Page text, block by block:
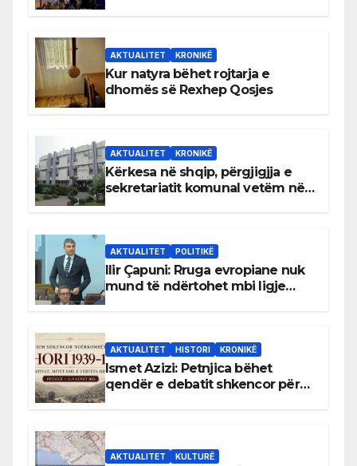
AKTUALITET KRONIKË
Kur natyra bëhet rojtarja e
dhomës së Rexhep Qosjes
AKTUALITET KRONIKË
Kërkesa në shqip, përgjigjja e
sekretariatit komunal vetëm në
AKTUALITET POLITIKË
Ilir Çapuni: Rruga evropiane nuk
mund të ndërtohet mbi ligje
AKTUALITET HISTORI KRONIKË
Ismet Azizi: Petnjica bëhet
qendër e debatit shkencor për
AKTUALITET KULTURË